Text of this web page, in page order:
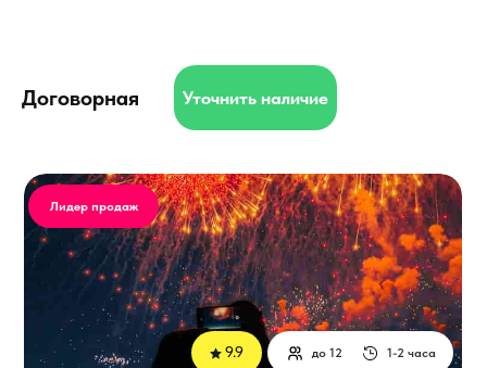
Договорная Уточнить наличие
1-2 часа
до 12
Лидер продаж
9.9